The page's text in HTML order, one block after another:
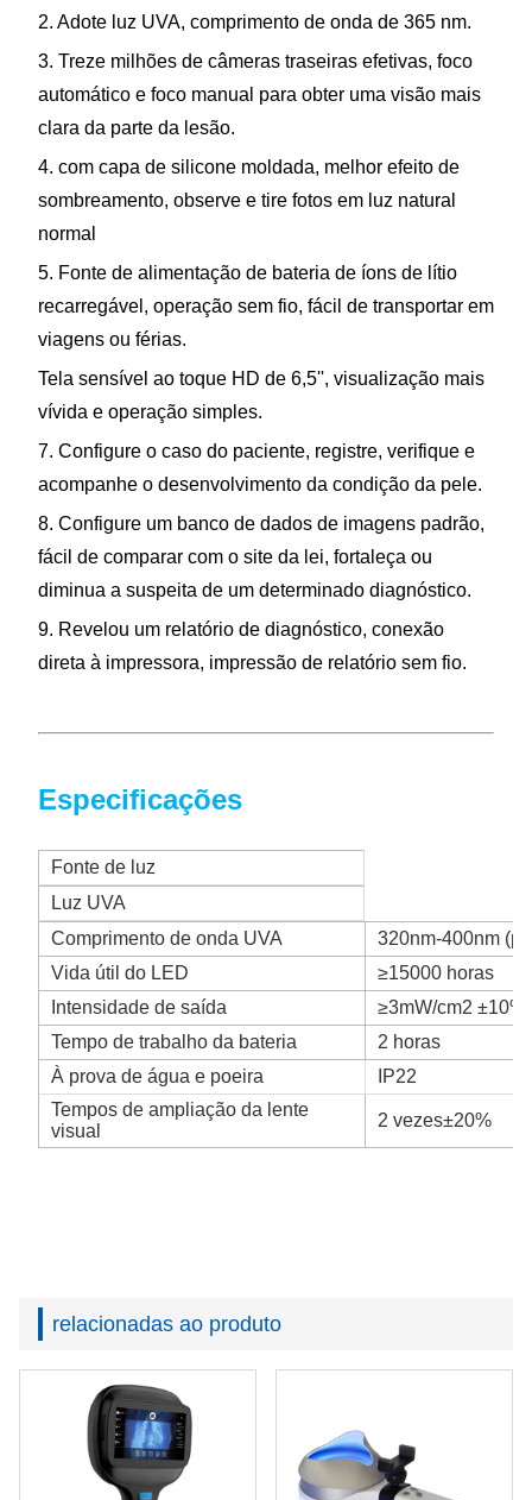
2. Adote luz UVA, comprimento de onda de 365 nm.
3. Treze milhões de câmeras traseiras efetivas, foco
automático e foco manual para obter uma visão mais
clara da parte da lesão.
4. com capa de silicone moldada, melhor efeito de
sombreamento, observe e tire fotos em luz natural
normal
5. Fonte de alimentação de bateria de íons de lítio
recarregável, operação sem fio, fácil de transportar em
viagens ou férias.
Tela sensível ao toque HD de 6,5'', visualização mais
vívida e operação simples.
7. Configure o caso do paciente, registre, verifique e
acompanhe o desenvolvimento da condição da pele.
8. Configure um banco de dados de imagens padrão,
fácil de comparar com o site da lei, fortaleça ou
diminua a suspeita de um determinado diagnóstico.
9. Revelou um relatório de diagnóstico, conexão
direta à impressora, impressão de relatório sem fio.
Especificações
Fonte de luz
Luz UVA
Comprimento de onda UVA
320nm-400nm
Vida útil do LED
≥15000 horas
Intensidade de saída
≥3mW/cm2 ±10%
Tempo de trabalho da bateria
2 horas
À prova de água e poeira
IP22
Tempos de ampliação da lente
visual
2 vezes±20%
relacionadas ao produto